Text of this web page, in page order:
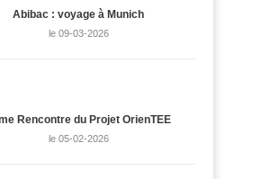
Abibac : voyage à Munich
le 09-03-2026
Rencontre du Projet OrienTEE
le 05-02-2026